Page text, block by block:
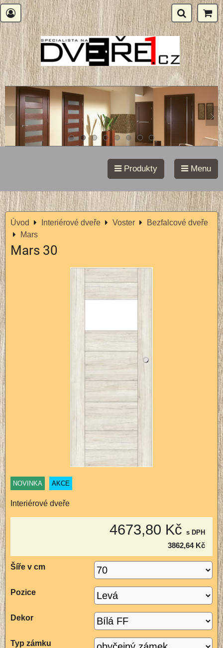
Produkty Menu
Úvod Interiérové dveře Voster
Bezfalcové dveře
Mars
Mars 30
NOVINKA AKCE
Interiérové dveře
4673,80 Kč s DPH
3862,64 Kč
Šíře v cm
Pozice
Dekor
Typ zámku